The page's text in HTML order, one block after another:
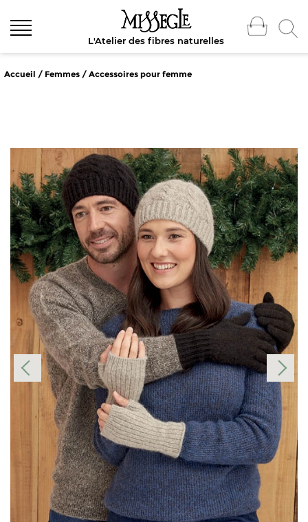
L'Atelier des fibres naturelles
Accueil / Femmes / Accessoires pour femme